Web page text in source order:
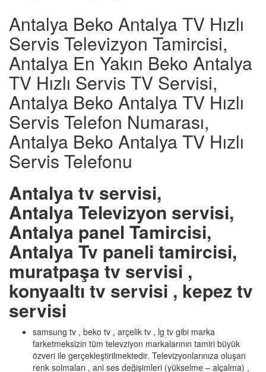
Antalya Beko Antalya TV Hızlı
Servis Televizyon Tamircisi,
Antalya En Yakın Beko Antalya
TV Hızlı Servis TV Servisi,
Antalya Beko Antalya TV Hızlı
Servis Telefon Numarası,
Antalya Beko Antalya TV Hızlı
Servis Telefonu
Antalya tv servisi,
Antalya Televizyon servisi,
Antalya panel Tamircisi,
Antalya Tv paneli tamircisi,
muratpaşa tv servisi ,
konyaaltı tv servisi , kepez tv
servisi
samsung tv , beko tv , arçelik tv , lg tv gibi marka
farketmeksizin tüm televziyon markalarının tamiri büyük
özveri ile gerçekleştirilmektedir. Televizyonlarınıza oluşan
renk solmaları , ani ses değişimleri (yükselme – alçalma) ,